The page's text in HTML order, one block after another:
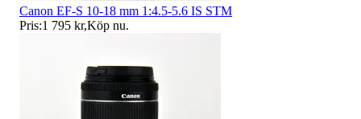
Canon EF-S 10-18 mm 1:4.5-5.6 IS STM
Pris:1 795 kr,Köp nu.